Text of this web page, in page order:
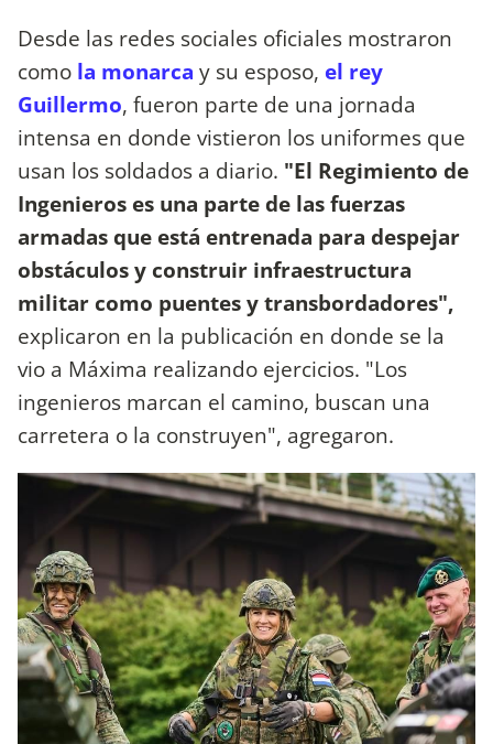
Desde las redes sociales oficiales mostraron
como la monarca y su esposo, el rey
Guillermo, fueron parte de una jornada
intensa en donde vistieron los uniformes que
usan los soldados a diario. "El Regimiento de
Ingenieros es una parte de las fuerzas
armadas que está entrenada para despejar
obstáculos y construir infraestructura
militar como puentes y transbordadores",
explicaron en la publicación en donde se la
vio a Máxima realizando ejercicios. "Los
ingenieros marcan el camino, buscan una
carretera o la construyen", agregaron.